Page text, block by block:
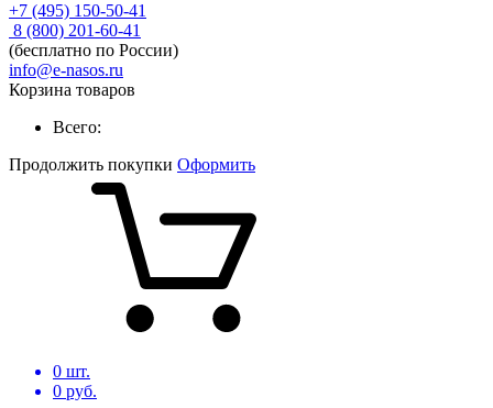
+7 (495) 150-50-41
8 (800) 201-60-41
(бесплатно по России)
info@e-nasos.ru
Корзина товаров
Всего:
Продолжить покупки Оформить
0 шт.
0 руб.